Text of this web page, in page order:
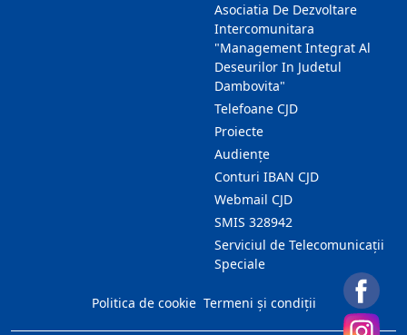
Asociatia De Dezvoltare
Intercomunitara
"Management Integrat Al
Deseurilor In Judetul
Dambovita"
Telefoane CJD
Proiecte
Audienţe
Conturi IBAN CJD
Webmail CJD
SMIS 328942
Serviciul de Telecomunicații
Speciale
Politica de cookie Termeni și condiții